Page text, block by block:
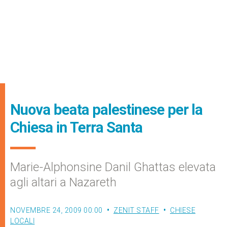
Nuova beata palestinese per la
Chiesa in Terra Santa
Marie-Alphonsine Danil Ghattas elevata
agli altari a Nazareth
NOVEMBRE 24, 2009 00:00 ZENIT STAFF
CHIESE
LOCALI